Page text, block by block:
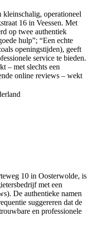
kleinschalig, operationeel
16 in Veessen. Met
op twee authentiek
hulp”; “Een echte
openingstijden), geeft
service te bieden.
– met slechts een
online reviews – wekt
10 in Oosterwolde, is
met een
De authentieke namen
suggereren dat de
en professionele